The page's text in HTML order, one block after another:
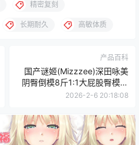
精密复刻
长期耐久 高敏体质
产品百科
国产谜姬(Mizzzee)深田咏美
阴臀倒模8斤1:1大屁股臀模高
刺激倒模飞机杯测评报告
2026-2-6 20:18:08